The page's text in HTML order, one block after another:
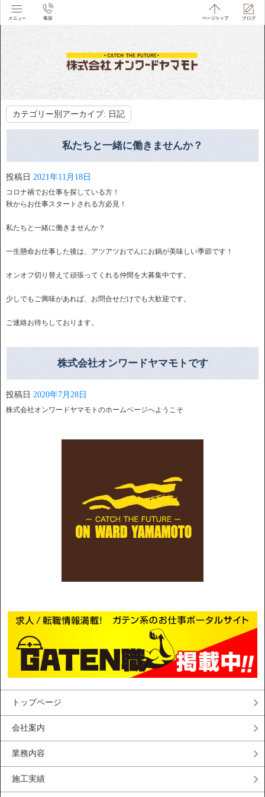
カテゴリー別アーカイブ: 日記
私たちと一緒に働きませんか？
投稿日 2021年11月18日
コロナ禍でお仕事を探している方！
秋からお仕事スタートされる方必見！
私たちと一緒に働きませんか？
一生懸命お仕事した後は、アツアツおでんにお鍋が美味しい季節です！
オンオフ切り替えて頑張ってくれる仲間を大募集中です。
少しでもご興味があれば、お問合せだけでも大歓迎です。
ご連絡お待ちしております。
株式会社オンワードヤマモトです
投稿日 2020年7月28日
株式会社オンワードヤマモトのホームページへようこそ
トップページ
会社案内
業務内容
施工実績